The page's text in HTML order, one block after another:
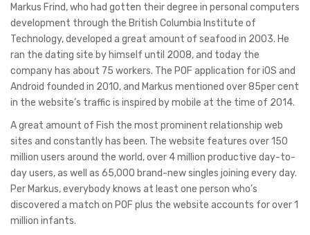
Markus Frind, who had gotten their degree in personal computers
development through the British Columbia Institute of
Technology, developed a great amount of seafood in 2003. He
ran the dating site by himself until 2008, and today the
company has about 75 workers. The POF application for iOS and
Android founded in 2010, and Markus mentioned over 85per cent
in the website’s traffic is inspired by mobile at the time of 2014.
A great amount of Fish the most prominent relationship web
sites and constantly has been. The website features over 150
million users around the world, over 4 million productive day-to-
day users, as well as 65,000 brand-new singles joining every day.
Per Markus, everybody knows at least one person who’s
discovered a match on POF plus the website accounts for over 1
million infants.